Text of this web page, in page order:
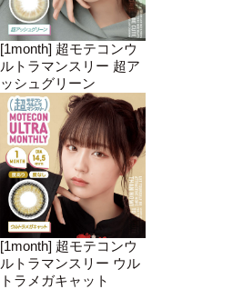
[1month] 超モテコンウ
ルトラマンスリー 超ア
ッシュグリーン
[1month] 超モテコンウ
ルトラマンスリー ウル
トラメガキャット